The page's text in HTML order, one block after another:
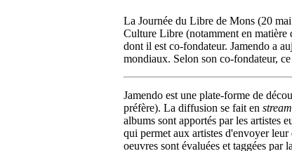
La Journée du Libre de Mons (20
Culture Libre (notamment en matière
dont il est co-fondateur. Jamendo a
mondiaux. Selon son co-fondateur,
Jamendo est une plate-forme de
préfère). La diffusion se fait en
albums sont apportés par les artistes
qui permet aux artistes d'envoyer
oeuvres sont évaluées et taggées par